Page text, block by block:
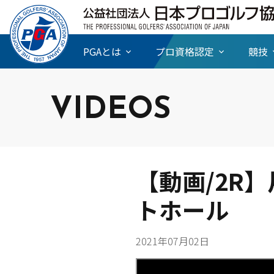
PGAとは プロ資格認定 競技
VIDEOS
【動画/2R
トホール
2021年07月02日